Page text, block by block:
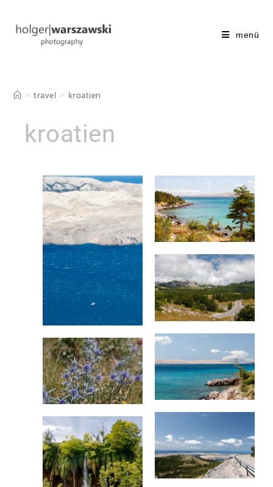
menü
> travel > kroatien
kroatien